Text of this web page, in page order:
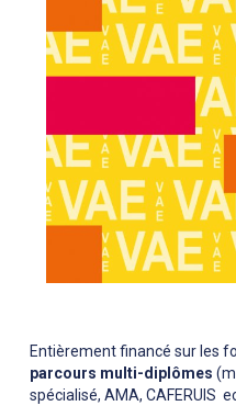
Entièrement financé sur les
parcours multi-diplômes
spécialisé, AMA, CAFERUIS